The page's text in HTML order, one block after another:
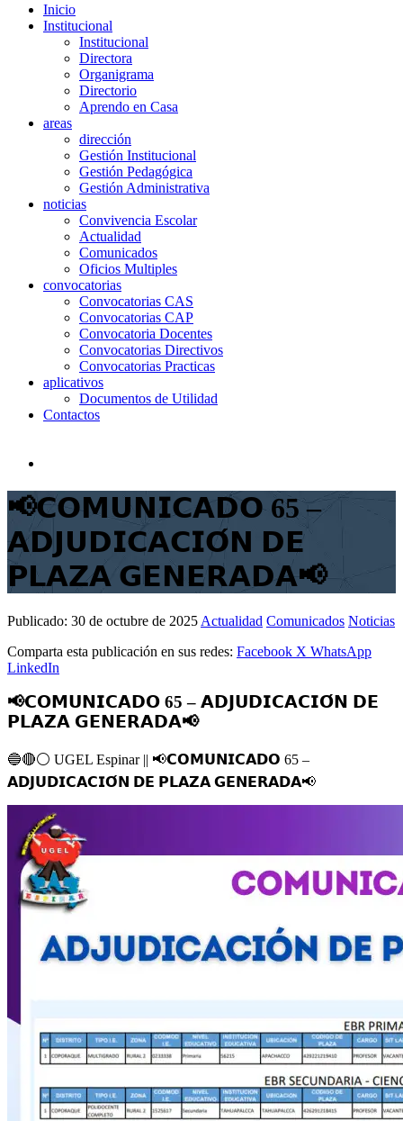
Inicio
Institucional
Institucional
Directora
Organigrama
Directorio
Aprendo en Casa
areas
dirección
Gestión Institucional
Gestión Pedagógica
Gestión Administrativa
noticias
Convivencia Escolar
Actualidad
Comunicados
Oficios Multiples
convocatorias
Convocatorias CAS
Convocatorias CAP
Convocatoria Docentes
Convocatorias Directivos
Convocatorias Practicas
aplicativos
Documentos de Utilidad
Contactos
📢𝗖𝗢𝗠𝗨𝗡𝗜𝗖𝗔𝗗𝗢 65 –
𝗔𝗗𝗝𝗨𝗗𝗜𝗖𝗔𝗖𝗜𝗢́𝗡 𝗗𝗘
𝗣𝗟𝗔𝗭𝗔 𝗚𝗘𝗡𝗘𝗥𝗔𝗗𝗔📢
Publicado: 30 de octubre de 2025 Actualidad Comunicados Noticias
Comparta esta publicación en sus redes: Facebook X WhatsApp
LinkedIn
📢𝗖𝗢𝗠𝗨𝗡𝗜𝗖𝗔𝗗𝗢 65 – 𝗔𝗗𝗝𝗨𝗗𝗜𝗖𝗔𝗖𝗜𝗢́𝗡 𝗗𝗘
𝗣𝗟𝗔𝗭𝗔 𝗚𝗘𝗡𝗘𝗥𝗔𝗗𝗔📢
🔵🔴⚪️ UGEL Espinar || 📢𝗖𝗢𝗠𝗨𝗡𝗜𝗖𝗔𝗗𝗢 65 –
𝗔𝗗𝗝𝗨𝗗𝗜𝗖𝗔𝗖𝗜𝗢́𝗡 𝗗𝗘 𝗣𝗟𝗔𝗭𝗔 𝗚𝗘𝗡𝗘𝗥𝗔𝗗𝗔📢